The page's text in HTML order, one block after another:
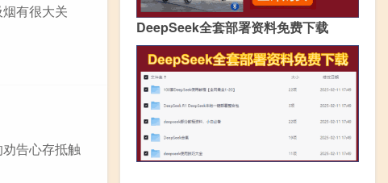
有很大关
告心存抵触
DeepSeek全套部署资料免费下载